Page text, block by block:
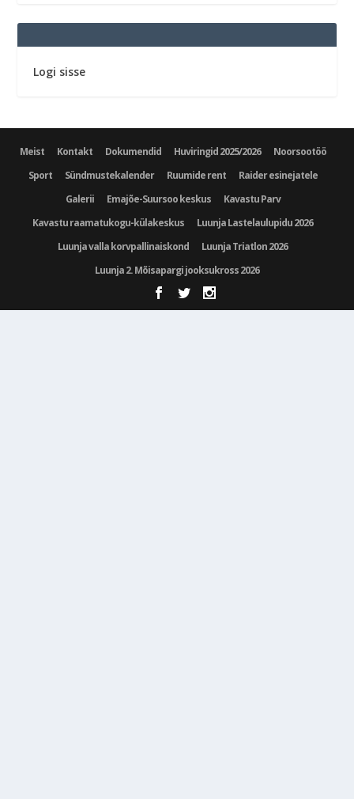
Logi sisse
Meist Kontakt Dokumendid Huviringid 2025/2026
Noorsootöö
Sport
Sündmustekalender Ruumide rent
Raider esinejatele
Galerii
Emajõe-Suursoo keskus
Kavastu Parv
Kavastu raamatukogu-külakeskus
Luunja Lastelaulupidu 2026
Luunja valla korvpallinaiskond
Luunja Triatlon 2026
Luunja 2. Mõisapargi jooksukross 2026